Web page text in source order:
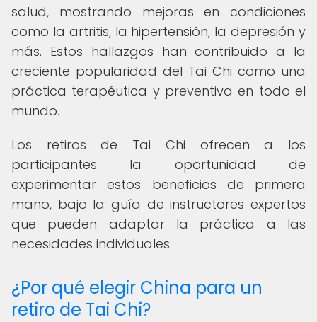
salud, mostrando mejoras en condiciones
como la artritis, la hipertensión, la depresión y
más. Estos hallazgos han contribuido a la
creciente popularidad del Tai Chi como una
práctica terapéutica y preventiva en todo el
mundo.
Los retiros de Tai Chi ofrecen a los
participantes la oportunidad de
experimentar estos beneficios de primera
mano, bajo la guía de instructores expertos
que pueden adaptar la práctica a las
necesidades individuales.
¿Por qué elegir China para un
retiro de Tai Chi?